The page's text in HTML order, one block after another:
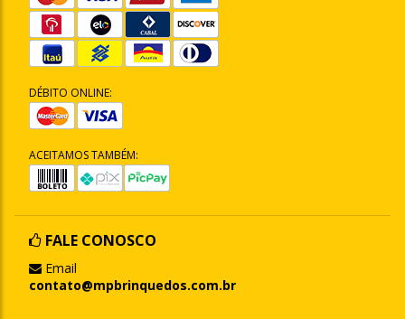
DÉBITO ONLINE:
ACEITAMOS TAMBÉM:
FALE CONOSCO
Email
contato@mpbrinquedos.com.br